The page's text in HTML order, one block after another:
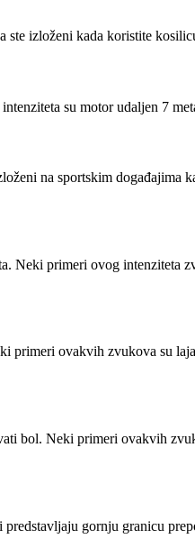
ste izloženi kada koristite
su motor udaljen 7
na sportskim
Neki primeri ovog intenziteta
ovakvih zvukova su
bol. Neki primeri ovakvih
gornju granicu